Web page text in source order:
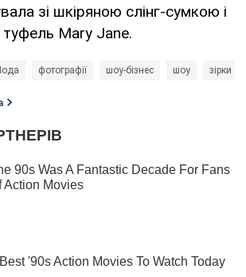
зі шкіряною слінг-сумкою і
Mary Jane.
фотографії шоу-бізнес шоу зірки